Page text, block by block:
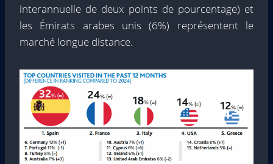
interannuelle de deux points de pourcentage) et
les Émirats arabes unis (6%) représentent le
marché longue distance.